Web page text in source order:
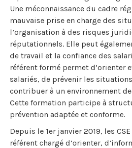
Une méconnaissance du cadre
mauvaise prise en charge des
l’organisation à des risques
réputationnels. Elle peut
de travail et la confiance des
référent formé permet d’orienter
salariés, de prévenir les
contribuer à un environnement
Cette formation participe à
prévention adaptée et conforme.
Depuis le 1er janvier 2019, les
référent chargé d’orienter,